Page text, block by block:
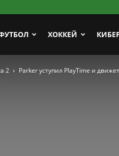
ХОККЕЙ
2 Parker уступил PlayTime и